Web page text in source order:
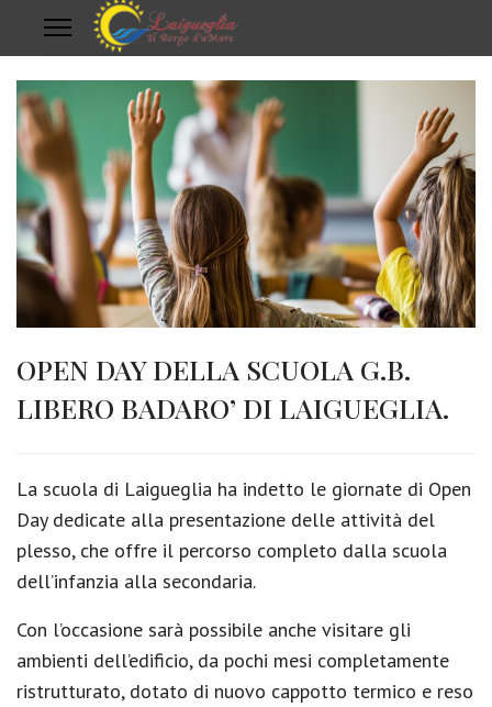
OPEN DAY DELLA SCUOLA G.B.
LIBERO BADARO’ DI LAIGUEGLIA.
La scuola di Laigueglia ha indetto le giornate di Open
Day dedicate alla presentazione delle attività del
plesso, che offre il percorso completo dalla scuola
dell’infanzia alla secondaria.
Con l’occasione sarà possibile anche visitare gli
ambienti dell’edificio, da pochi mesi completamente
ristrutturato, dotato di nuovo cappotto termico e reso